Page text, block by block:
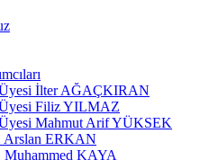
İlter AĞAÇKIRAN
Filiz YILMAZ
Mahmut Arif YÜKSEK
Arslan ERKAN
Muhammed KAYA